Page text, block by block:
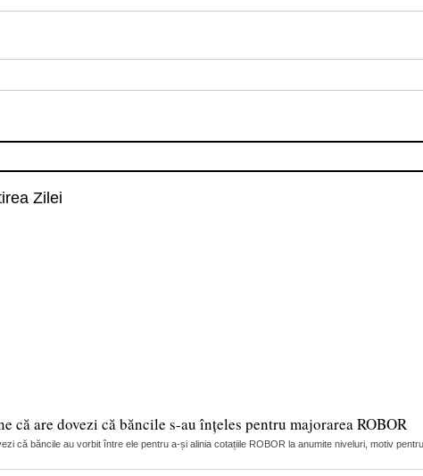
Zilei
că are dovezi că băncile s-au înțeles pentru majorarea ROBOR
că băncile au vorbit între ele pentru a-și alinia cotațiile ROBOR la anumite niveluri, motiv